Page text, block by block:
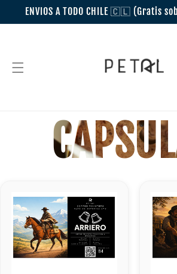
directamente
al contenido
ENVIOS A TODO CHILE 🇨🇱 (Gratis